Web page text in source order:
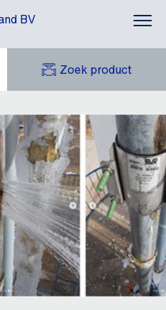
BV
Zoek product
MIJN AVK
AVK HOLDING (GROUP)
AVK NEDERLAND